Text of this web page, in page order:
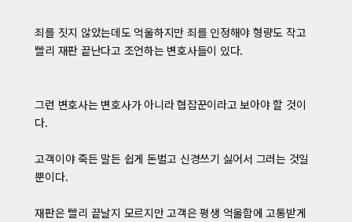
죄를 짓지 않았는데도 억울하지만 죄를 인정해야 형량도 작고
빨리 재판 끝난다고 조언하는 변호사들이 있다.
그런 변호사는 변호사가 아니라 협잡꾼이라고 보아야 할 것이
다.
고객이야 죽든 말든 쉽게 돈벌고 신경쓰기 싫어서 그러는 것일
뿐이다.
재판은 빨리 끝날지 모르지만 고객은 평생 억울함에 고통받게